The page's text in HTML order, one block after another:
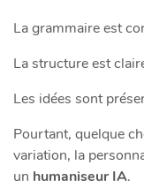
La grammaire est
La structure est
Les idées sont
Pourtant, quelque
variation, la
un humaniseur IA.